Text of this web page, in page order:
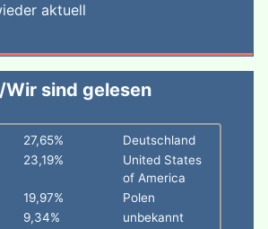
aktuell
sind gelesen
27,65%
Deutschland
23,19%
United States
of America
19,97%
Polen
9,34%
unbekannt